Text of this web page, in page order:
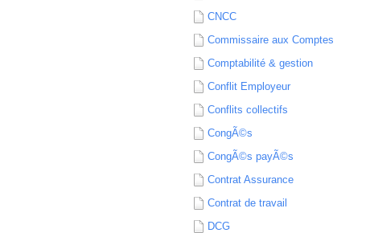
CNCC
Commissaire aux Comptes
Comptabilité & gestion
Conflit Employeur
Conflits collectifs
CongÃ©s
CongÃ©s payÃ©s
Contrat Assurance
Contrat de travail
DCG